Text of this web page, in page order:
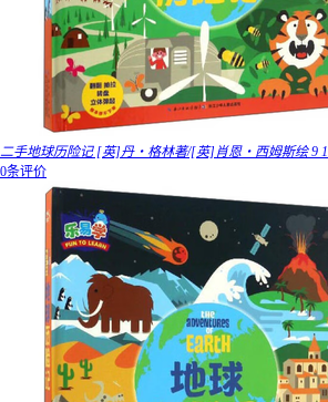
二手地球历险记 [英]丹・格林著/[英]肖恩・西姆斯绘 9 1
0条评价